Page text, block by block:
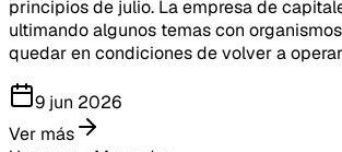
principios de julio. La empresa de
ultimando algunos temas con
quedar en condiciones de volver a
9 jun 2026
Ver más